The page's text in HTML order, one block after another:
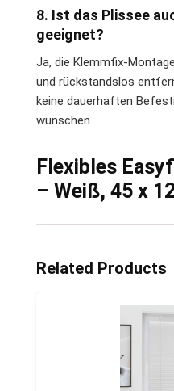
8. Ist das Plissee
geeignet?
Ja, die Klemmfix-
und rückstandslos
keine dauerhaften
wünschen.
Flexibles
– Weiß, 45 x
Related Products